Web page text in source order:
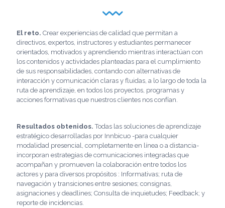
El reto. Crear experiencias de calidad que permitan a
directivos, expertos, instructores y estudiantes permanecer
orientados, motivados y aprendiendo mientras interactúan con
los contenidos y actividades planteadas para el cumplimiento
de sus responsabilidades, contando con alternativas de
interacción y comunicación claras y fluidas, a lo largo de toda la
ruta de aprendizaje, en todos los proyectos, programas y
acciones formativas que nuestros clientes nos confían.
Resultados obtenidos. Todas las soluciones de aprendizaje
estratégico desarrolladas por Innbicuo -para cualquier
modalidad presencial, completamente en línea o a distancia-
incorporan estrategias de comunicaciones integradas que
acompañan y promueven la colaboración entre todos los
actores y para diversos propósitos : Informativas; ruta de
navegación y transiciones entre sesiones; consignas,
asignaciones y deadlines; Consulta de inquietudes; Feedback; y
reporte de incidencias.